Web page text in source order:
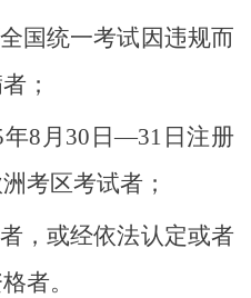
国统一考试因违规而
；
年8月30日—31日注册
考区考试者；
，或经依法认定或者
者。